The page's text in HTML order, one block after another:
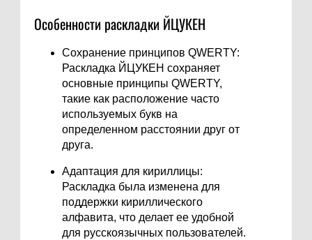
Особенности раскладки ЙЦУКЕН
Сохранение принципов QWERTY:
Раскладка ЙЦУКЕН сохраняет
основные принципы QWERTY,
такие как расположение часто
используемых букв на
определенном расстоянии друг от
друга.
Адаптация для кириллицы:
Раскладка была изменена для
поддержки кириллического
алфавита, что делает ее удобной
для русскоязычных пользователей.